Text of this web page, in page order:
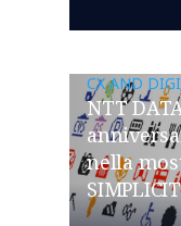
CX AND
NTT
nella